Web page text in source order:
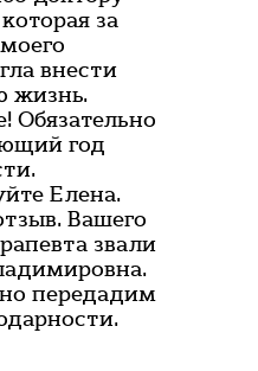
за
внести
жизнь.
Обязательно
год
Елена.
Вашего
звали
передадим